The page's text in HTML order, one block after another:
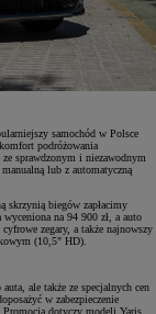
samochód w Polsce
podróżowania
sprawdzonym i niezawodnym
lub z automatyczną
biegów zapłacimy
na 94 900 zł, a auto
zegary, a także najnowszy
(10,5" HD).
ale także ze specjalnych cen
w zabezpieczenie
dotyczy modeli Yaris